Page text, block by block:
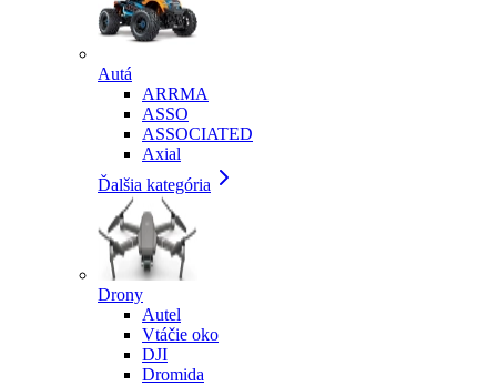
Autá
ARRMA
ASSO
ASSOCIATED
Axial
Ďalšia kategória
Drony
Autel
Vtáčie oko
DJI
Dromida